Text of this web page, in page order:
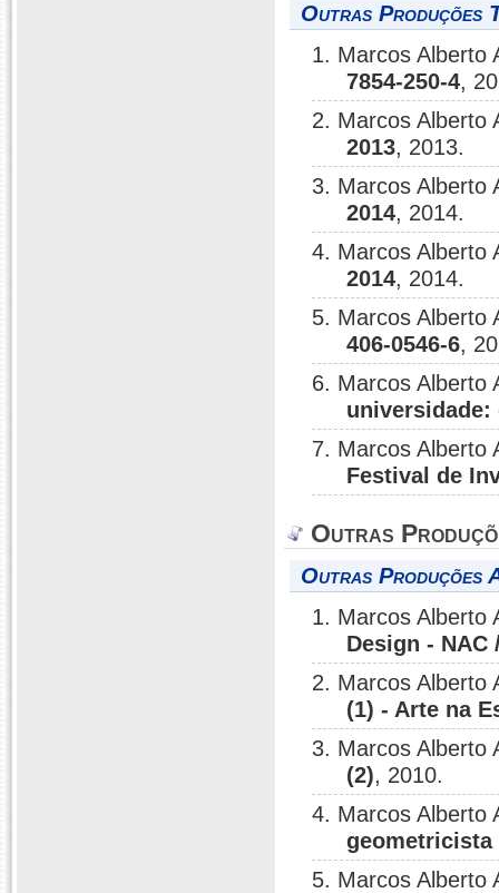
Outras Produções
1. Marcos Alberto
7854-250-4,
2. Marcos Alberto
2013, 2013.
3. Marcos Alberto
2014, 2014.
4. Marcos Alberto
2014, 2014.
5. Marcos Alberto
406-0546-6,
6. Marcos Alberto
universidade:
7. Marcos Alberto
Festival de
Outras
Outras Produções
1. Marcos Alberto
Design - NAC
2. Marcos Alberto
(1) - Arte na
3. Marcos Alberto
(2), 2010.
4. Marcos Alberto
geometricista
5. Marcos Alberto